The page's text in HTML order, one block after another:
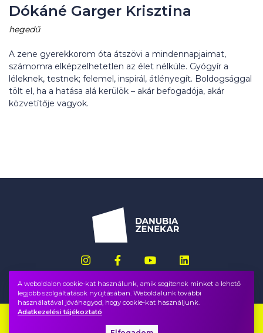
Dókáné Garger Krisztina
hegedű
A zene gyerekkorom óta átszövi a mindennapjaimat,
számomra elképzelhetetlen az élet nélküle. Gyógyír a
léleknek, testnek; felemel, inspirál, átlényegít. Boldogsággal
tölt el, ha a hatása alá kerülök – akár befogadója, akár
közvetítője vagyok.
A weboldalon cookie-kat használunk, amik segítenek minket a lehető
legjobb szolgáltatások nyújtásában. Weboldalunk további
használatával jóváhagyod, hogy cookie-kat használjunk.
Adatkezelési tájékoztató
Impresszum